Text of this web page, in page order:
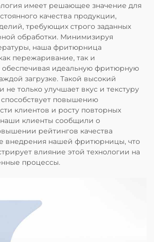
имеет решающее значение для
качества продукции,
требующих строго заданных
обработки. Минимизируя
наша фритюрница
пережаривание, так и
идеальную фритюрную
загрузке. Такой высокий
не только улучшает вкус и текстуру
повышению
клиентов и росту повторных
наши клиенты сообщили о
рейтингов качества
внедрения нашей фритюрницы, что
влияние этой технологии на
процессы.